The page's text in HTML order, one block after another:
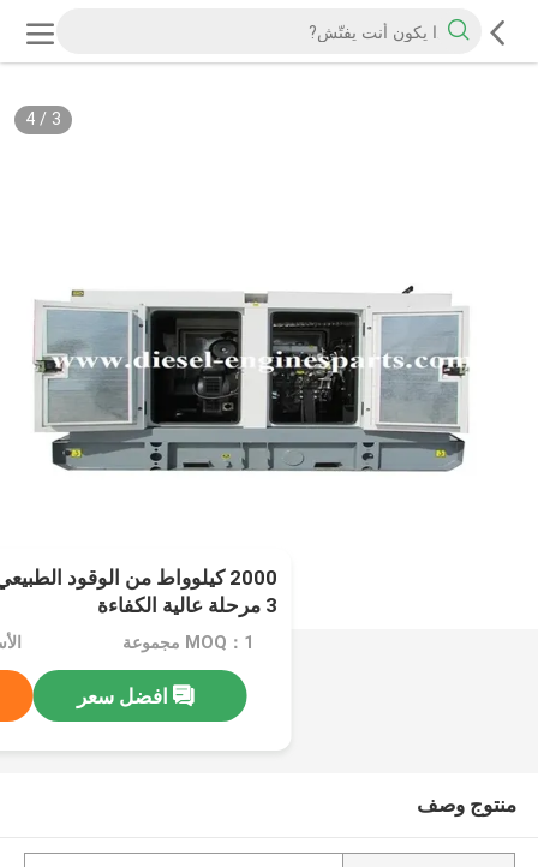
3
/
4
2000 كيلوواط من الوقود
3 مرحلة عالية الكفاءة
MOQ：1 مجموعة
افضل سعر
منتوج وصف